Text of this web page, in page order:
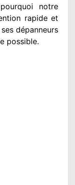
notre
rapide et
dépanneurs
possible.